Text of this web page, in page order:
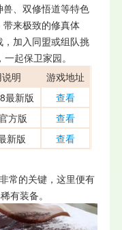
、双修悟道等特色
来极致的修真体
加入同盟或组队挑
起保卫家园。
明
游戏地址
最新版
查看
方版
查看
新版 查看
常的关键，这里便有
有装备。